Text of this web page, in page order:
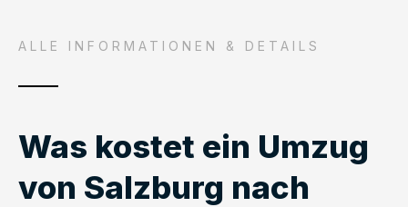
ALLE INFORMATIONEN & DETAILS
Was kostet ein Umzug
von Salzburg nach